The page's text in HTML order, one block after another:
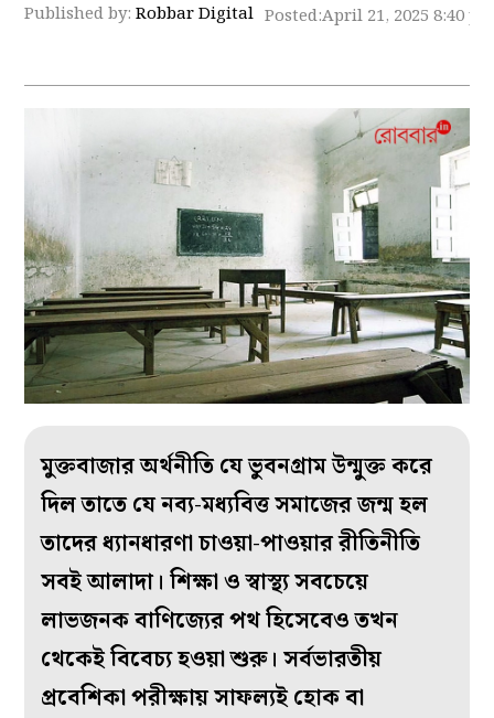
Published by:Robbar Digital Posted:April 21, 2025 8:40
মুক্তবাজার অর্থনীতি যে ভুবনগ্রাম উন্মুক্ত করে
দিল তাতে যে নব্য-মধ্যবিত্ত সমাজের জন্ম হল
তাদের ধ্যানধারণা চাওয়া-পাওয়ার রীতিনীতি
সবই আলাদা। শিক্ষা ও স্বাস্থ্য সবচেয়ে
লাভজনক বাণিজ্যের পথ হিসেবেও তখন
থেকেই বিবেচ্য হওয়া শুরু। সর্বভারতীয়
প্রবেশিকা পরীক্ষায় সাফল্যই হোক বা